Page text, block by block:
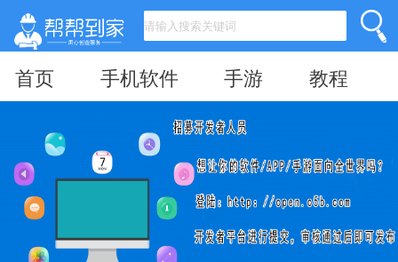
首页 手机软件 手游 教程